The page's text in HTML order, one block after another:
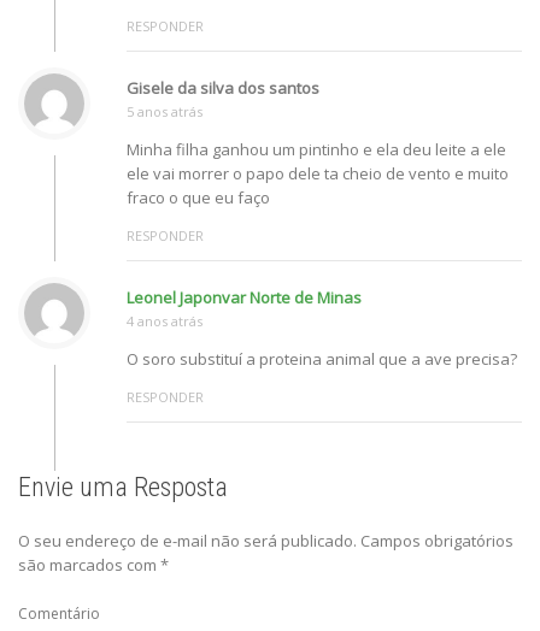
RESPONDER
Gisele da silva dos santos
5 anos atrás
Minha filha ganhou um pintinho e ela deu leite a ele
ele vai morrer o papo dele ta cheio de vento e muito
fraco o que eu faço
RESPONDER
Leonel Japonvar Norte de Minas
4 anos atrás
O soro substituí a proteina animal que a ave precisa?
RESPONDER
Envie uma Resposta
O seu endereço de e-mail não será publicado. Campos obrigatórios
são marcados com *
Comentário